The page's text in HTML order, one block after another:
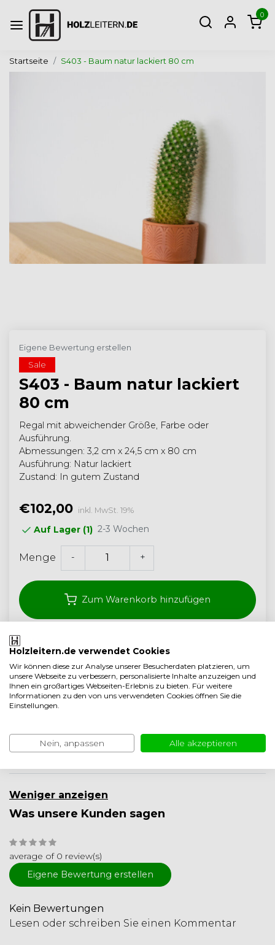
0
Startseite S403 - Baum natur lackiert 80 cm
Eigene Bewertung erstellen
Sale
S403 - Baum natur lackiert
80 cm
Regal mit abweichender Größe, Farbe oder
Ausführung.
Abmessungen: 3,2 cm x 24,5 cm x 80 cm
Ausführung: Natur lackiert
Zustand: In gutem Zustand
€102,00 inkl. MwSt. 19%
Auf Lager (1) 2-3 Wochen
Menge - +
Zum Warenkorb hinzufügen
Kostenloser Versand ab 350,- (<40 kg)
Handwerksqualität aus den Niederlanden
5 Jahre garantie
Auf Vergleichsliste setzen
Produktbeschreibung
Weniger anzeigen
Was unsere Kunden sagen
average of 0 review(s)
Eigene Bewertung erstellen
Kein Bewertungen
Lesen oder schreiben Sie einen Kommentar
Holzleitern.de verwendet Cookies
Wir können diese zur Analyse unserer Besucherdaten platzieren, um
unsere Webseite zu verbessern, personalisierte Inhalte anzuzeigen und
Ihnen ein großartiges Webseiten-Erlebnis zu bieten. Für weitere
Informationen zu den von uns verwendeten Cookies öffnen Sie die
Einstellungen.
Nein, anpassen Alle akzeptieren